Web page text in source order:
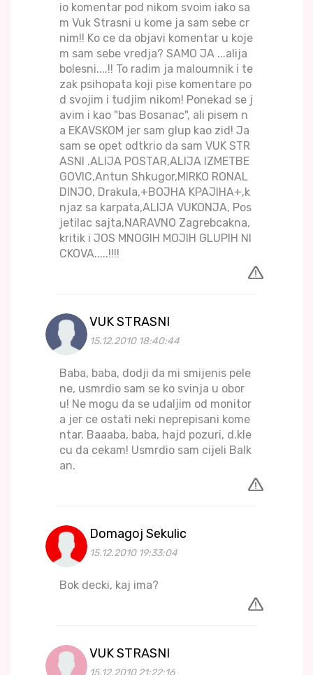
io komentar pod nikom svoim iako sa
m Vuk Strasni u kome ja sam sebe cr
nim!! Ko ce da objavi komentar u koje
m sam sebe vredja? SAMO JA ...alija
bolesni....!! To radim ja maloumnik i te
zak psihopata koji pise komentare po
d svojim i tudjim nikom! Ponekad se j
avim i kao "bas Bosanac", ali pisem n
a EKAVSKOM jer sam glup kao zid! Ja
sam se opet odtkrio da sam VUK STR
ASNI .ALIJA POSTAR,ALIJA IZMETBE
GOVIC,Antun Shkugor,MIRKO RONAL
DINJO, Drakula,+BOJHA KPAJIHA+,k
njaz sa karpata,ALIJA VUKONJA, Pos
jetilac sajta,NARAVNO Zagrebcakna,
kritik i JOS MNOGIH MOJIH GLUPIH NI
CKOVA.....!!!!
VUK STRASNI
15.12.2010 18:40:44
Baba, baba, dodji da mi smijenis pele
ne, usmrdio sam se ko svinja u obor
u! Ne mogu da se udaljim od monitor
a jer ce ostati neki neprepisani kome
ntar. Baaaba, baba, hajd pozuri, d.kle
cu da cekam! Usmrdio sam cijeli Balk
an.
Domagoj Sekulic
15.12.2010 19:33:04
Bok decki, kaj ima?
VUK STRASNI